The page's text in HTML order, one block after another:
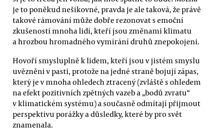
je to poněkud nešikovné, pravda je ale taková, že právě
takové rámování může dobře rezonovat s emoční
zkušeností mnoha lidí, kteří jsou změnami klimatu
a hrozbou hromadného vymírání druhů znepokojeni.
Hovoří smysluplně k lidem, kteří jsou v jistém smyslu
uvězněni v pasti, protože na jedné straně bojují zápas,
který je v mnoha ohledech ztracený (zvláště s ohledem
na efekt pozitivních zpětných vazeb a „bodů zvratu“
v klimatickém systému) a současně odmítají přijmout
perspektivu porážky a důsledky, které by pro svět
znamenala.